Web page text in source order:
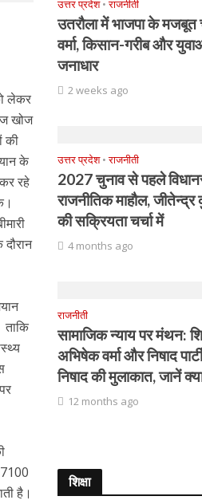
लेकर
खोज
की
के
रहे
ताकि
7100
है।
उत्तर प्रदेश • राजनीती
उतरौला में भाजपा के मजबूत
वर्मा, किसान-गरीब और
जनाधार
2 weeks ago
उत्तर प्रदेश • राजनीती
2027 चुनाव से पहले
राजनीतिक माहौल, जीतेन्द्र
की सक्रियता चर्चा में
4 months ago
राजनीती
सामाजिक न्याय पर मंथन:
अभिषेक वर्मा और निषाद
निषाद की मुलाकात, जानें
12 months ago
शिक्षा